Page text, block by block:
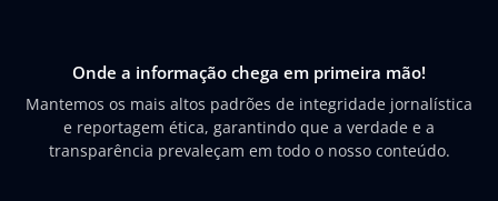
Onde a informação chega em primeira mão!
Mantemos os mais altos padrões de integridade jornalística
e reportagem ética, garantindo que a verdade e a
transparência prevaleçam em todo o nosso conteúdo.